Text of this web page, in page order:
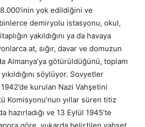
yok edildiğini ve
demiryolu istasyonu, okul,
yakıldığını ya da havaya
at, sığır, davar ve domuzun
Almanya’ya götürüldüğünü, toplam
söylüyor. Sovyetler
kurulan Nazi Vahşetini
Komisyonu’nun yıllar süren titiz
hazırladığı ve 13 Eylül 1945’te